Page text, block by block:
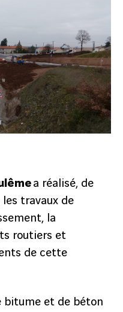
a réalisé, de
travaux de
la
routiers et
de cette
bitume et de béton